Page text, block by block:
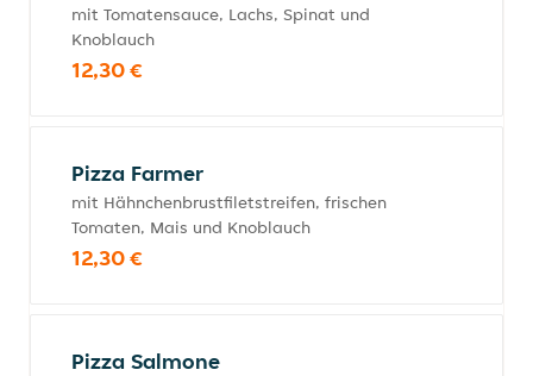
mit Tomatensauce, Lachs, Spinat und
Knoblauch
12,30 €
Pizza Farmer
mit Hähnchenbrustfiletstreifen, frischen
Tomaten, Mais und Knoblauch
12,30 €
Pizza Salmone